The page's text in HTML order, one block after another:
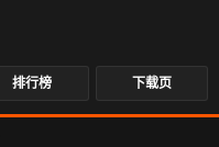
排行榜 下载页